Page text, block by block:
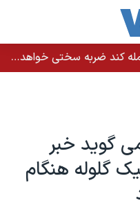
نخست وزیر اسرائيل: اگر رژیم ایران حمله کند ضربه سختی خواهد خورد
گويد خبر
گلوله هنگام